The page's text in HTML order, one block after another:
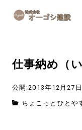
手しごと
仕事納め（
公開:2013年12月27日
ちょこっとひとや